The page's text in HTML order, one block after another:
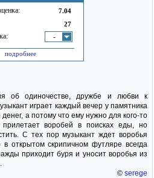
7.04
27
-
подробнее
об одиночестве, дружбе и любви к
играет каждый вечер у памятника
а потому что ему нужно для кого-то
воробей в поисках еды, но
С тех пор музыкант ждет воробья
открытом скрипичном футляре всегда
приходит буря и уносит воробья из
© serege